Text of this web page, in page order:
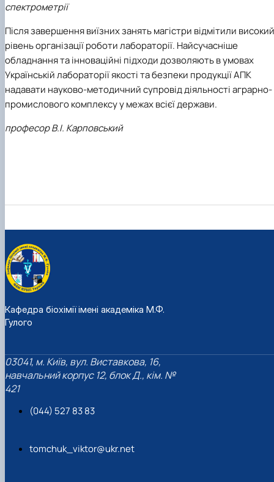
спектрометрії
Після завершення виїзних занять магістри відмітили високий
рівень організації роботи лабораторії. Найсучасніше
обладнання та інноваційні підходи дозволяють в умовах
Українській лабораторії якості та безпеки продукції АПК
надавати науково-методичний супровід діяльності аграрно-
промислового комплексу у межах всієї держави.
професор В.І. Карповський
Кафедра біохімії імені академіка М.Ф.
Гулого
03041, м. Київ, вул. Виставкова, 16,
навчальний корпус 12, блок Д., кім. №
421
(044) 527 83 83
tomchuk_viktor@ukr.net